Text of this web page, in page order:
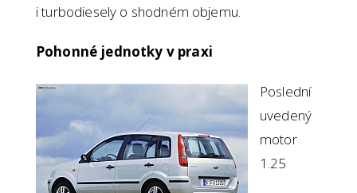
i turbodiesely o shodném objemu.
Pohonné jednotky v praxi
Poslední
uvedený
motor
1.25